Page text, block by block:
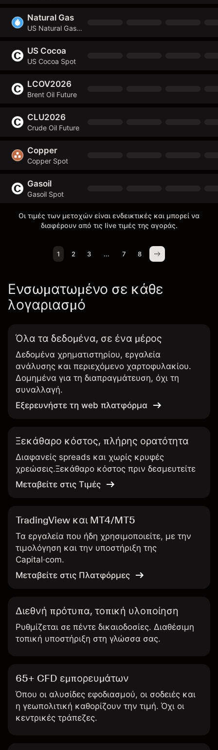
Natural Gas
US Natural Gas Spot
US Cocoa
US Cocoa Spot
LCOV2026
Brent Oil Future
CLU2026
Crude Oil Future
Copper
Copper Spot
Gasoil
Gasoil Spot
Οι τιμές των μετοχών είναι ενδεικτικές και μπορεί να
διαφέρουν από τις live τιμές της αγοράς.
1 2 3 ... 7 8
Ενσωματωμένο σε κάθε
λογαριασμό
Όλα τα δεδομένα, σε ένα μέρος
Δεδομένα χρηματιστηρίου, εργαλεία
ανάλυσης και περιεχόμενο χαρτοφυλακίου.
Δομημένα για τη διαπραγμάτευση, όχι τη
συναλλαγή.
Εξερευνήστε τη web πλατφόρμα
Ξεκάθαρο κόστος, πλήρης ορατότητα
Διαφανείς spreads και χωρίς κρυφές
χρεώσεις.Ξεκάθαρο κόστος πριν δεσμευτείτε
Μεταβείτε στις Τιμές
TradingView και MT4/MT5
Τα εργαλεία που ήδη χρησιμοποιείτε, με την
τιμολόγηση και την υποστήριξη της
Capital·com.
Μεταβείτε στις Πλατφόρμες
Διεθνή πρότυπα, τοπική υλοποίηση
Ρυθμίζεται σε πέντε δικαιοδοσίες. Διαθέσιμη
τοπική υποστήριξη στη γλώσσα σας.
65+ CFD εμπορευμάτων
Όπου οι αλυσίδες εφοδιασμού, οι σοδειές και
η γεωπολιτική καθορίζουν την τιμή. Όχι οι
κεντρικές τράπεζες.